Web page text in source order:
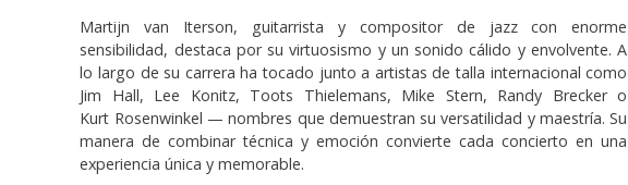
Martijn van Iterson, guitarrista y compositor de jazz con enorme
sensibilidad, destaca por su virtuosismo y un sonido cálido y envolvente. A
lo largo de su carrera ha tocado junto a artistas de talla internacional como
Jim Hall, Lee Konitz, Toots Thielemans, Mike Stern, Randy Brecker o
Kurt Rosenwinkel — nombres que demuestran su versatilidad y maestría. Su
manera de combinar técnica y emoción convierte cada concierto en una
experiencia única y memorable.